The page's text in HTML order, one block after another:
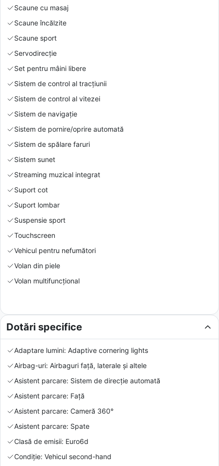
Scaune cu masaj
Scaune încălzite
Scaune sport
Servodirecție
Set pentru mâini libere
Sistem de control al tracțiunii
Sistem de control al vitezei
Sistem de navigație
Sistem de pornire/oprire automată
Sistem de spălare faruri
Sistem sunet
Streaming muzical integrat
Suport cot
Suport lombar
Suspensie sport
Touchscreen
Vehicul pentru nefumători
Volan din piele
Volan multifuncțional
Dotări specifice
Adaptare lumini: Adaptive cornering lights
Airbag-uri: Airbaguri față, laterale și altele
Asistent parcare: Sistem de direcție automată
Asistent parcare: Față
Asistent parcare: Cameră 360°
Asistent parcare: Spate
Clasă de emisii: Euro6d
Condiție: Vehicul second-hand